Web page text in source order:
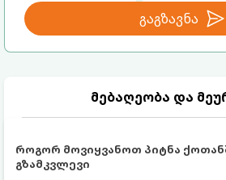
გაგზავნა
მებაღეობა და
როგორ მოვიყვანოთ პიტნა
გზამკვლევი